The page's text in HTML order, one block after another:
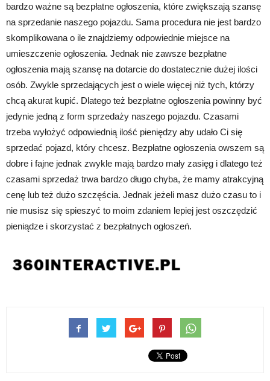
bardzo ważne są bezpłatne ogłoszenia, które zwiększają szansę
na sprzedanie naszego pojazdu. Sama procedura nie jest bardzo
skomplikowana o ile znajdziemy odpowiednie miejsce na
umieszczenie ogłoszenia. Jednak nie zawsze bezpłatne
ogłoszenia mają szansę na dotarcie do dostatecznie dużej ilości
osób. Zwykle sprzedających jest o wiele więcej niż tych, którzy
chcą akurat kupić. Dlatego też bezpłatne ogłoszenia powinny być
jedynie jedną z form sprzedaży naszego pojazdu. Czasami
trzeba wyłożyć odpowiednią ilość pieniędzy aby udało Ci się
sprzedać pojazd, który chcesz. Bezpłatne ogłoszenia owszem są
dobre i fajne jednak zwykle mają bardzo mały zasięg i dlatego też
czasami sprzedaż trwa bardzo długo chyba, że mamy atrakcyjną
cenę lub też dużo szczęścia. Jednak jeżeli masz dużo czasu to i
nie musisz się spieszyć to moim zdaniem lepiej jest oszczędzić
pieniądze i skorzystać z bezpłatnych ogłoszeń.